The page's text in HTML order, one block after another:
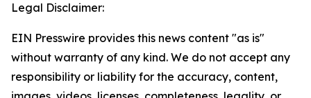
Legal Disclaimer:
EIN Presswire provides this news content "as is"
without warranty of any kind. We do not accept any
responsibility or liability for the accuracy, content,